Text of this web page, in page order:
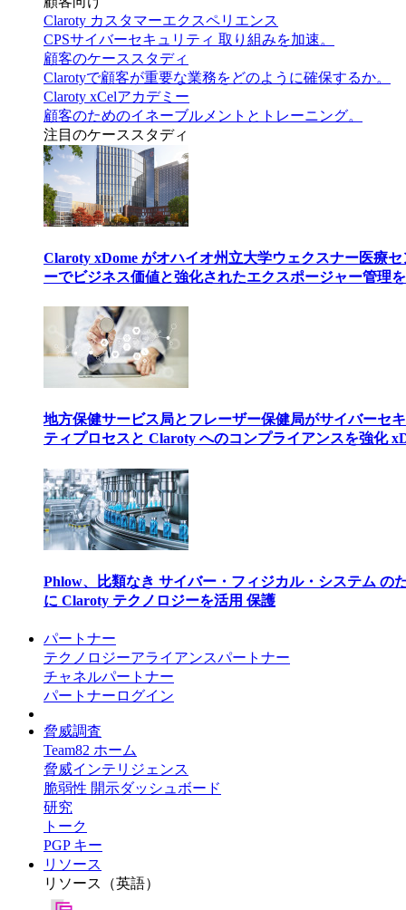
Claroty カスタマーエクスペリエンス
CPSサイバーセキュリティ 取り組みを加速。
顧客のケーススタディ
Clarotyで顧客が重要な業務をどのように確保するか。
Claroty xCelアカデミー
顧客のためのイネーブルメントとトレーニング。
注目のケーススタディ
Claroty xDome がオハイオ州立大学ウェクスナー医療セ
ーでビジネス価値と強化されたエクスポージャー管理
地方保健サービス局とフレーザー保健局がサイバーセ
ティプロセスと Claroty へのコンプライアンスを強化
Phlow、比類なき サイバー・フィジカル・システム の
に Claroty テクノロジーを活用 保護
パートナー
テクノロジーアライアンスパートナー
チャネルパートナー
パートナーログイン
脅威調査
Team82 ホーム
脅威インテリジェンス
脆弱性 開示ダッシュボード
研究
トーク
PGP キー
リソース
リソース（英語）